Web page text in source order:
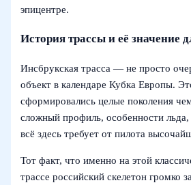
эпицентре.
История трассы и её значение
Инсбрукская трасса — не просто
объект в календаре Кубка Европы.
сформировались целые поколения
сложный профиль, особенности
всё здесь требует от пилота
Тот факт, что именно на этой
трассе российский скелетон громко